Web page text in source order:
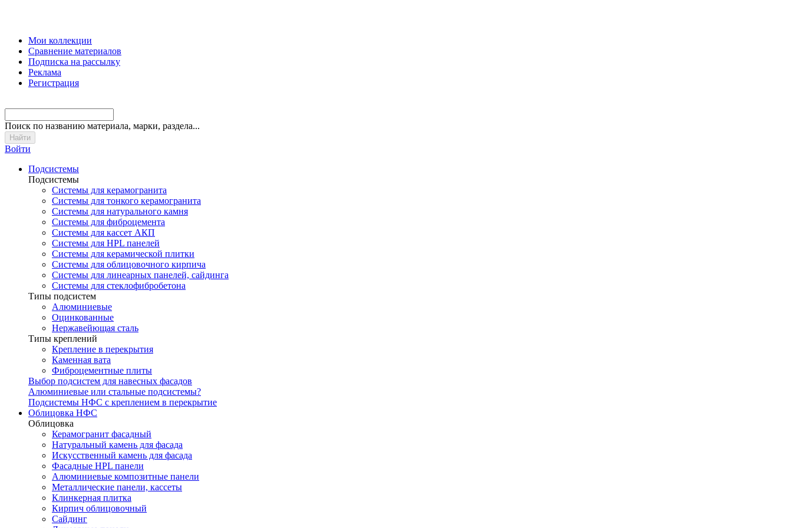
Мои коллекции
Сравнение материалов
Подписка на рассылку
Реклама
Регистрация
Поиск по названию материала, марки, раздела...
Войти
Подсистемы
Подсистемы
Системы для керамогранита
Системы для тонкого керамогранита
Системы для натурального камня
Системы для фиброцемента
Системы для кассет АКП
Системы для HPL панелей
Системы для керамической плитки
Системы для облицовочного кирпича
Системы для линеарных панелей, сайдинга
Системы для стеклофибробетона
Типы подсистем
Алюминиевые
Оцинкованные
Нержавейющая сталь
Типы креплений
Крепление в перекрытия
Каменная вата
Фиброцементные плиты
Выбор подсистем для навесных фасадов
Алюминиевые или стальные подсистемы?
Подсистемы НФС с креплением в перекрытие
Облицовка НФС
Облицовка
Керамогранит фасадный
Натуральный камень для фасада
Искусственный камень для фасада
Фасадные HPL панели
Алюминиевые композитные панели
Металлические панели, кассеты
Клинкерная плитка
Кирпич облицовочный
Сайдинг